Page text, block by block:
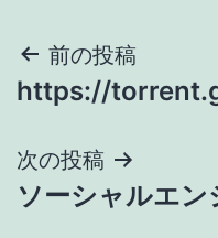
投
稿
ナ
ビ
前の投稿
https://
次の投稿
ソーシャルエ